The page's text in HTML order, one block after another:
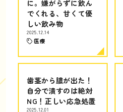
に。嫌がらずに飲ん
でくれる、甘くて優
しい飲み物
2025.12.14
医療
歯茎から膿が出た！
自分で潰すのは絶対
NG！正しい応急処置
2025.12.01